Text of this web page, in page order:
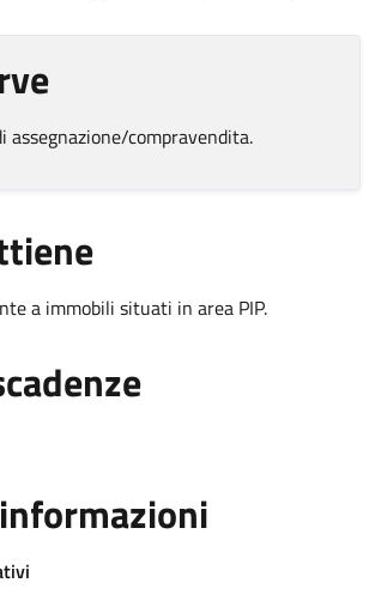
assegnazione/compravendita.
a immobili situati in area PIP.